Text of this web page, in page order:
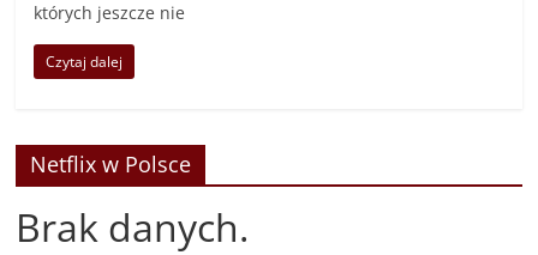
których jeszcze nie
Czytaj dalej
Netflix w Polsce
Brak danych.